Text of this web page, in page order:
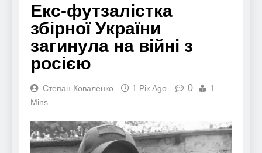
Екс-футзалістка
збірної України
загинула на війні з
росією
Степан Коваленко 1 Рік Ago 0
1
Mins